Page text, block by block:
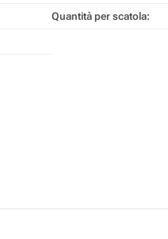
Quantità per scatola: